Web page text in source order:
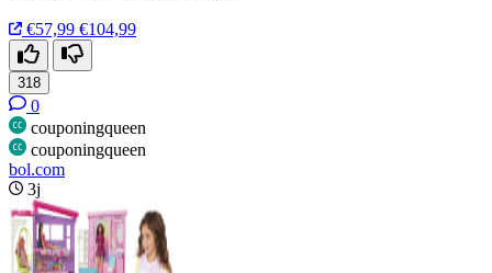
€57,99 €104,99
318
0
couponingqueen
couponingqueen
bol.com
3j